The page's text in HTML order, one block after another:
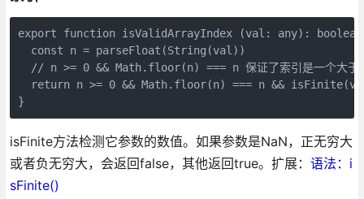
export function isValidArrayIndex (val: any):
  const n = parseFloat(String(val))
// n >= 0 && Math.floor(n) === n 保证了索引是一个大于
return n >= 0 && Math.floor(n) === n &&
}
isFinite方法检测它参数的数值。如果参数是NaN，正无穷大
或者负无穷大，会返回false，其他返回true。扩展： 语法：i
sFinite()